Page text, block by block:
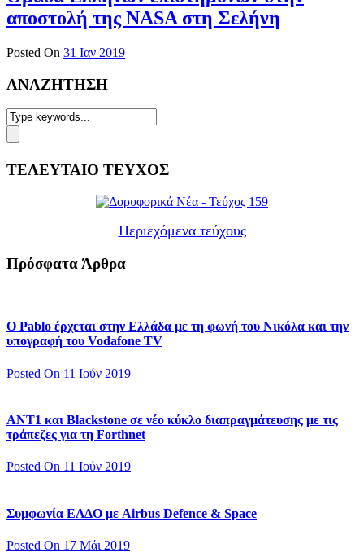
αποστολή της NASA στη Σελήνη
Posted On 31 Ιαν 2019
ΑΝΑΖΗΤΗΣΗ
ΤΕΛΕΥΤΑΙΟ ΤΕΥΧΟΣ
Περιεχόμενα τεύχους
Πρόσφατα Άρθρα
Ο Pablo έρχεται στην Ελλάδα με τη φωνή του Νικόλα και την
υπογραφή του Vodafone TV
Posted On 11 Ιούν 2019
ΑΝΤ1 και Blackstone σε νέο κύκλο διαπραγμάτευσης με τις
τράπεζες για τη Forthnet
Posted On 11 Ιούν 2019
Συμφωνία ΕΛΔΟ με Airbus Defence & Space
Posted On 17 Μάι 2019